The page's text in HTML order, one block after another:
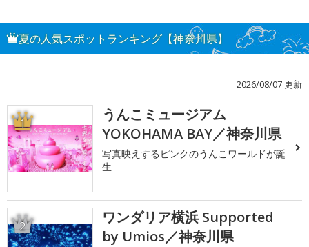
夏の人気スポットランキング【神奈川県】
2026/08/07 更新
1
うんこミュージアム
YOKOHAMA BAY／神奈川県
写真映えするピンクのうんこワールドが誕
生
2
ワンダリア横浜 Supported
by Umios／神奈川県